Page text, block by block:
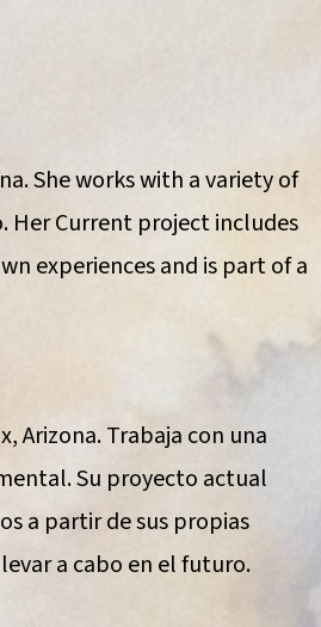
She works with a variety of
Her Current project includes
experiences and is part of a
Arizona. Trabaja con una
Su proyecto actual
a partir de sus propias
a cabo en el futuro.